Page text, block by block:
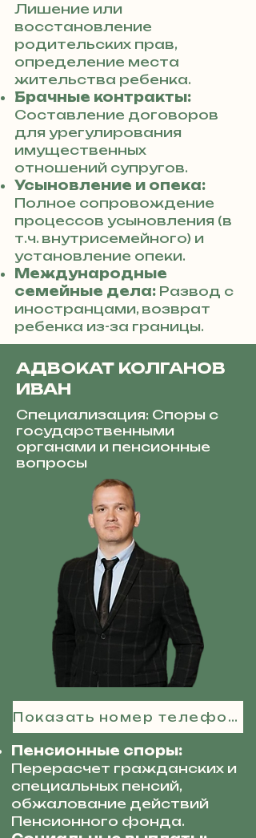
Лишение или
восстановление
родительских прав,
определение места
жительства ребенка.
Брачные контракты:
Составление договоров
для урегулирования
имущественных
отношений супругов.
Усыновление и опека:
Полное сопровождение
процессов усыновления (в
т.ч. внутрисемейного) и
установление опеки.
Международные
семейные дела: Развод с
иностранцами, возврат
ребенка из-за границы.
АДВОКАТ КОЛГАНОВ
ИВАН
Специализация: Споры с
государственными
органами и пенсионные
вопросы
Показать номер телефона
Пенсионные споры:
Перерасчет гражданских и
специальных пенсий,
обжалование действий
Пенсионного фонда.